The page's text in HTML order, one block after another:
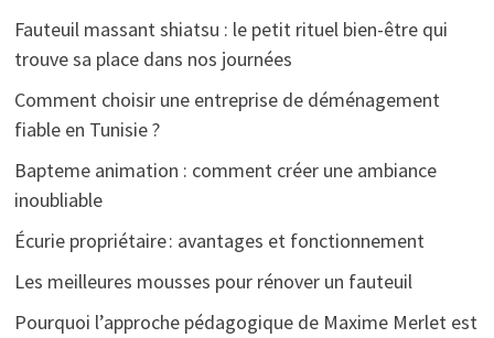
Fauteuil massant shiatsu : le petit rituel bien-être qui
trouve sa place dans nos journées
Comment choisir une entreprise de déménagement
fiable en Tunisie ?
Bapteme animation : comment créer une ambiance
inoubliable
Écurie propriétaire : avantages et fonctionnement
Les meilleures mousses pour rénover un fauteuil
Pourquoi l’approche pédagogique de Maxime Merlet est